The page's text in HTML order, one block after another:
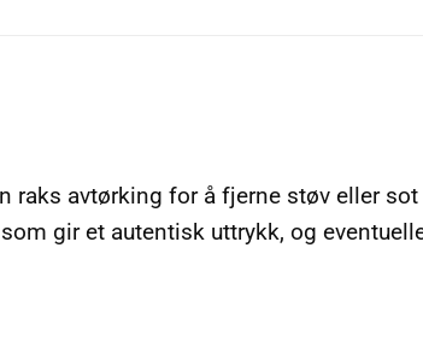
raks avtørking for å fjerne støv eller
gir et autentisk uttrykk, og